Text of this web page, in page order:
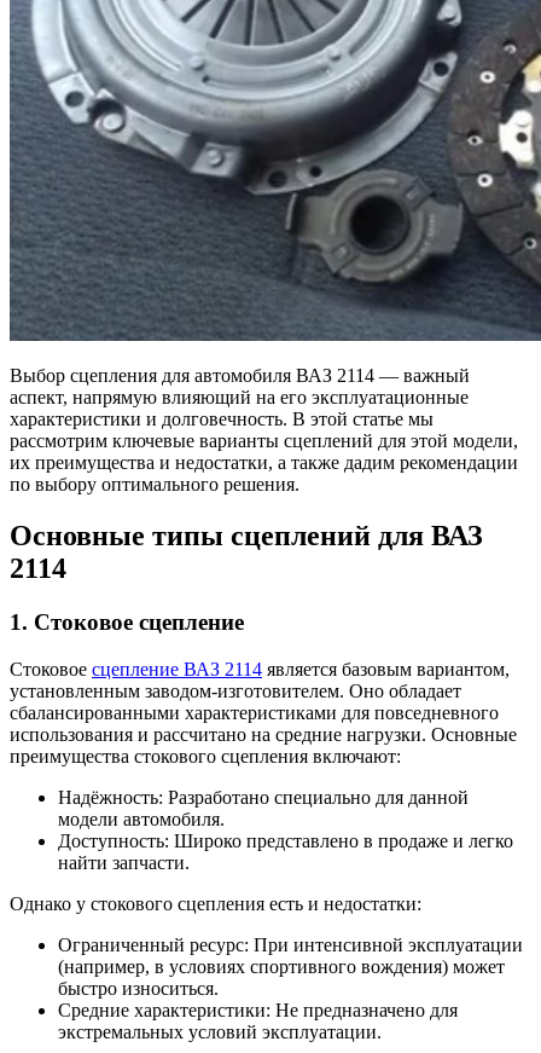
Выбор сцепления для автомобиля ВАЗ 2114 — важный
аспект, напрямую влияющий на его эксплуатационные
характеристики и долговечность. В этой статье мы
рассмотрим ключевые варианты сцеплений для этой модели,
их преимущества и недостатки, а также дадим рекомендации
по выбору оптимального решения.
Основные типы сцеплений для ВАЗ
2114
1. Стоковое сцепление
Стоковое сцепление ВАЗ 2114 является базовым вариантом,
установленным заводом-изготовителем. Оно обладает
сбалансированными характеристиками для повседневного
использования и рассчитано на средние нагрузки. Основные
преимущества стокового сцепления включают:
Надёжность: Разработано специально для данной
модели автомобиля.
Доступность: Широко представлено в продаже и легко
найти запчасти.
Однако у стокового сцепления есть и недостатки:
Ограниченный ресурс: При интенсивной эксплуатации
(например, в условиях спортивного вождения) может
быстро износиться.
Средние характеристики: Не предназначено для
экстремальных условий эксплуатации.